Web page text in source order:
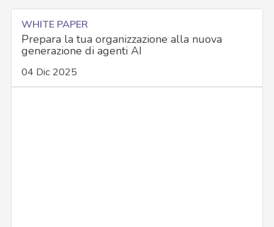
WHITE PAPER
Prepara la tua organizzazione alla nuova
generazione di agenti AI
04 Dic 2025